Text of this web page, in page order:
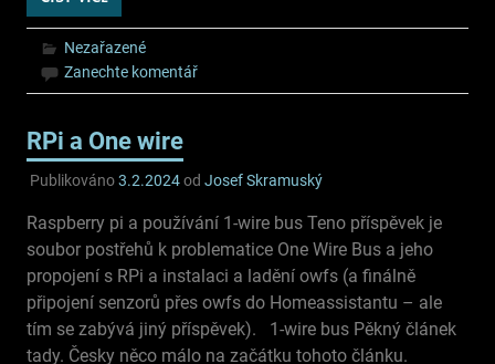
Nezařazené
Zanechte komentář
RPi a One wire
Publikováno3.2.2024od Josef Skramuský
Raspberry pi a používání 1-wire bus Teno příspěvek je
soubor postřehů k problematice One Wire Bus a jeho
propojení s RPi a instalaci a ladění owfs (a finálně
připojení senzorů přes owfs do Homeassistantu – ale
tím se zabývá jiný příspěvek). 1-wire bus Pěkný článek
tady. Česky něco málo na začátku tohoto článku.